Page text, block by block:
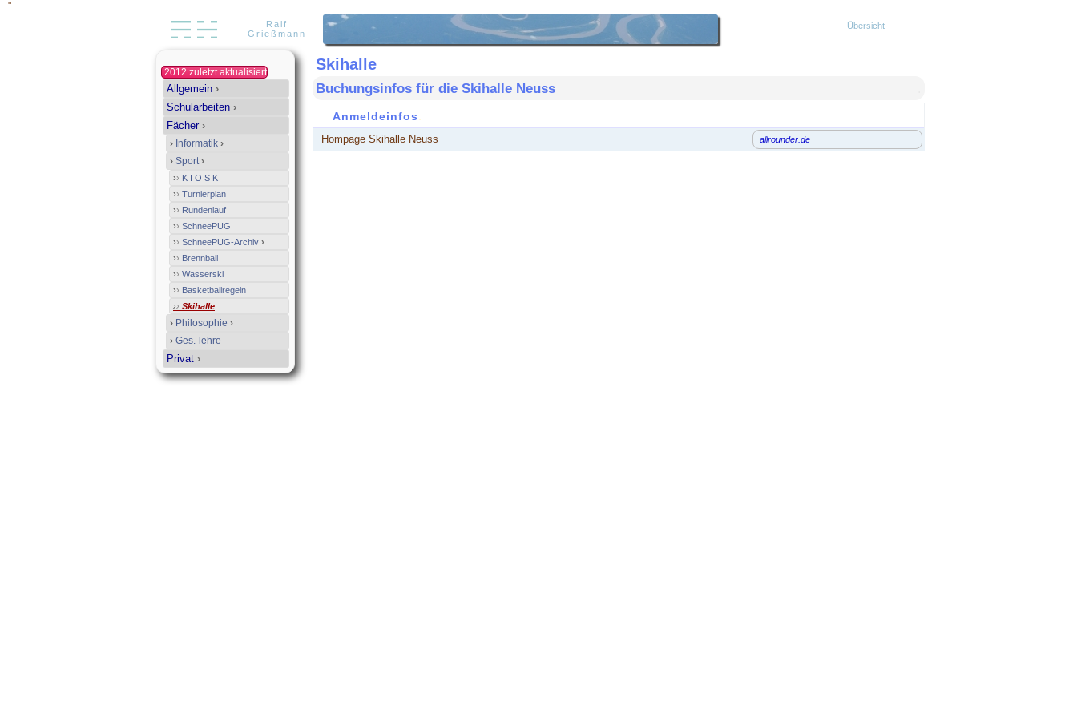
"
Ralf
Grießmann
Übersicht
2012 zuletzt aktualisiert
Allgemein ›
Schularbeiten ›
Fächer ›
› Informatik ›
› Sport›
›› K I O S K
›› Turnierplan
›› Rundenlauf
›› SchneePUG
›› SchneePUG-Archiv ›
›› Brennball
›› Wasserski
›› Basketballregeln
›› Skihalle
› Philosophie ›
› Ges.-lehre
Privat ›
Skihalle
Buchungsinfos für die Skihalle Neuss
Anmeldeinfos.
Hompage Skihalle Neuss allrounder.de